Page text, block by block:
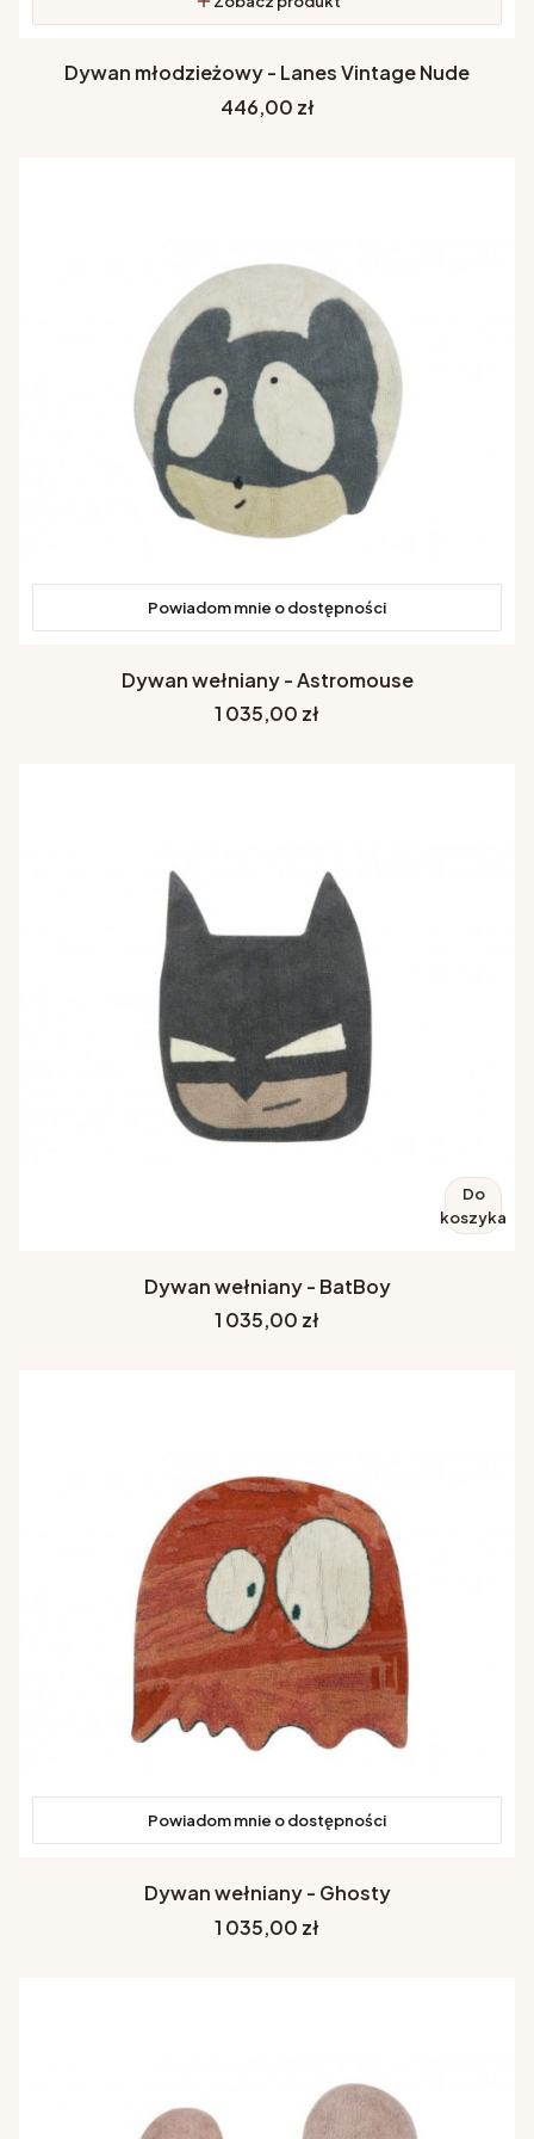
Dywan młodzieżowy - Lanes Vintage Nude
Cena
446,00 zł
Powiadom mnie o dostępności
Dywan wełniany - Astromouse
Cena
1 035,00 zł
Do
koszyka
Dywan wełniany - BatBoy
Cena
1 035,00 zł
Powiadom mnie o dostępności
Dywan wełniany - Ghosty
Cena
1 035,00 zł